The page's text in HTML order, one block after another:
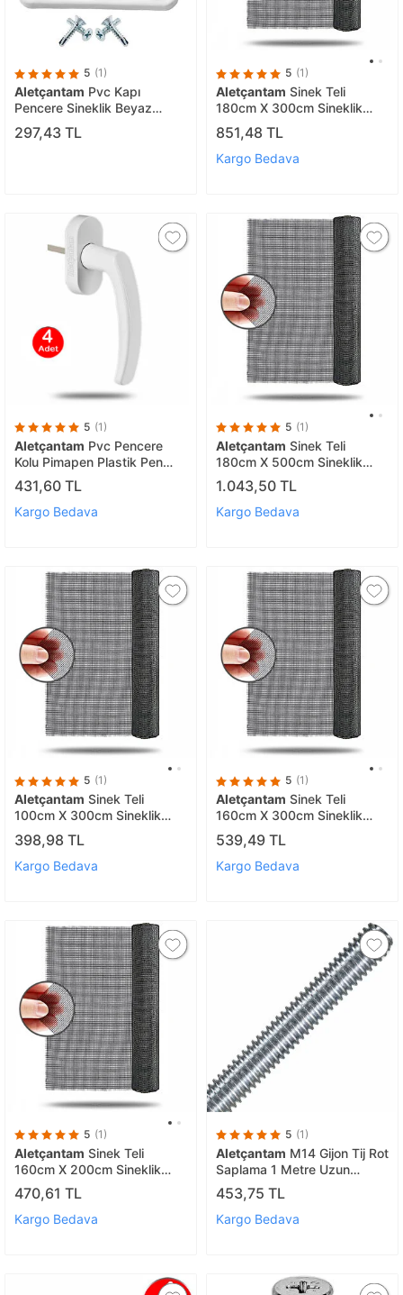
5 (1)
Aletçantam Pvc Kapı
Pencere Sineklik Beyaz
Plastik Çıt Çıt Kilit Menteşe
Büyük Boy 5cm -10 Adet
297,43 TL
5 (1)
Aletçantam Sinek Teli
180cm X 300cm Sineklik
Tülü Fiberglass (güneşe
Dayanıklı)
851,48 TL
Kargo Bedava
5 (1)
Aletçantam Pvc Pencere
Kolu Pimapen Plastik Pen
Kulp Beyaz - 4 Adet
431,60 TL
Kargo Bedava
5 (1)
Aletçantam Sinek Teli
180cm X 500cm Sineklik
Tülü Fiberglass (güneşe
Dayanıklı)
1.043,50 TL
Kargo Bedava
5 (1)
Aletçantam Sinek Teli
100cm X 300cm Sineklik
Tülü Fiberglass (güneşe
Dayanıklı)
398,98 TL
Kargo Bedava
5 (1)
Aletçantam Sinek Teli
160cm X 300cm Sineklik
Tülü Fiberglass (güneşe
Dayanıklı)
539,49 TL
Kargo Bedava
5 (1)
Aletçantam Sinek Teli
160cm X 200cm Sineklik
Tülü Fiberglass (güneşe
Dayanıklı)
470,61 TL
Kargo Bedava
5 (1)
Aletçantam M14 Gijon Tij Rot
Saplama 1 Metre Uzun
Civata Dın 975 Beyaz Vida
453,75 TL
Kargo Bedava